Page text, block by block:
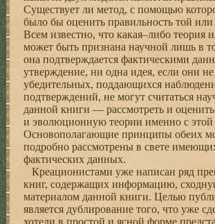
Существует ли метод, с помощью
было бы оценить правильность той
Всем известно, что какая–либо теория
может быть признана научной лишь в
она подтверждается фактическими
утверждение, ни одна идея, если они
убедительных, поддающихся
подтверждений, не могут считаться
данной книги — рассмотреть и
и эволюционную теории именно с этой
Основополагающие принципы обеих
подробно рассмотрены в свете
фактических данных.
Креационистами уже написан ряд
книг, содержащих информацию,
материалом данной книги. Целью
является дублирование того, что уже